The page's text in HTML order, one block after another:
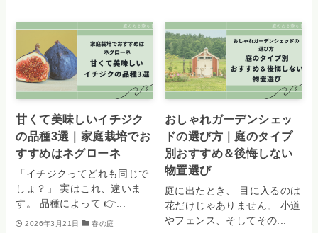
甘くて美味しいイチジク
の品種3選｜家庭栽培でお
すすめはネグローネ
「イチジクってどれも同じで
しょ？」 実はこれ、違いま
す。 品種によって 👉...
2026年3月21日 春の庭
おしゃれガーデンシェッ
ドの選び方｜庭のタイプ
別おすすめ＆後悔しない
物置選び
庭に出たとき、 目に入るのは
花だけじゃありません。 小道
やフェンス、そしてその...